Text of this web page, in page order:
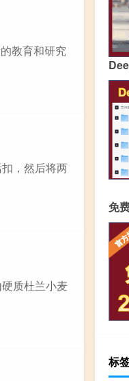
教育和研究
，然后将两
质杜兰小麦
免
标